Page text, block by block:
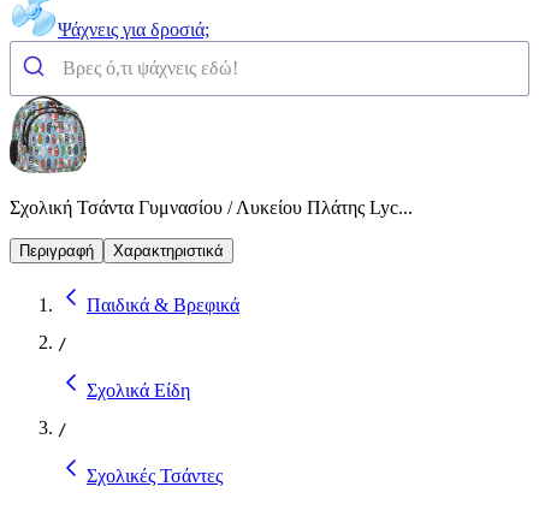
Ψάχνεις για δροσιά;
Σχολική Τσάντα Γυμνασίου / Λυκείου Πλάτης Lyc...
Περιγραφή Χαρακτηριστικά
Παιδικά & Βρεφικά
/
Σχολικά Είδη
/
Σχολικές Τσάντες